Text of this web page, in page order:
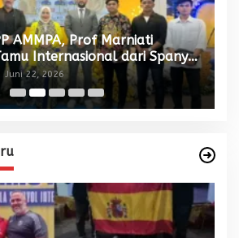
Prof Marniati
Internasional dari Spanyol
Juni 22, 2026